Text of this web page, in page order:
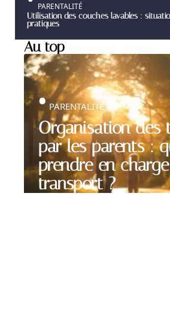
PARENTALITÉ
Utilisation des couches lavables :
pratiques
Au top
Organisation des
par les parents :
prendre en
transport ?
PARENTALITÉ